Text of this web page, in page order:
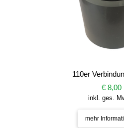
110er
€ 8,00
inkl. ges.
mehr